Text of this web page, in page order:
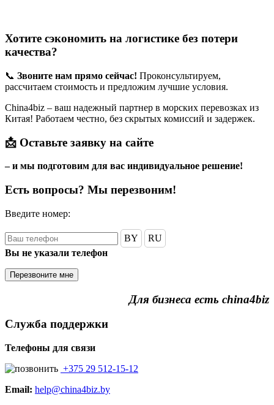
Хотите сэкономить на логистике без потери
качества?
📞 Звоните нам прямо сейчас! Проконсультируем,
рассчитаем стоимость и предложим лучшие условия.
China4biz – ваш надежный партнер в морских перевозках из
Китая! Работаем честно, без скрытых комиссий и задержек.
📩 Оставьте заявку на сайте
– и мы подготовим для вас индивидуальное решение!
Есть вопросы? Мы перезвоним!
Введите номер:
BY
RU
Вы не указали телефон
Перезвоните мне
Для бизнеса есть china4biz
Служба поддержки
Телефоны для связи
+375 29 512-15-12
Email: help@china4biz.by